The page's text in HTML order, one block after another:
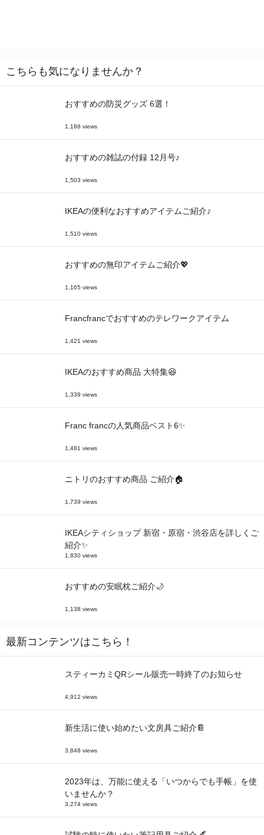
こちらも気になりませんか？
おすすめの防災グッズ 6選！
1,188 views
おすすめの雑誌の付録 12月号♪
1,503 views
IKEAの便利なおすすめアイテムご紹介♪
1,510 views
おすすめの無印アイテムご紹介💖
1,165 views
Francfrancでおすすめのテレワークアイテム
1,421 views
IKEAのおすすめ商品 大特集😆
1,339 views
Franc francの人気商品ベスト6✨
1,481 views
ニトリのおすすめ商品 ご紹介🏠
1,739 views
IKEAシティショップ 新宿・原宿・渋谷店を詳しくご
紹介✨
1,830 views
おすすめの安眠枕ご紹介🌙
1,138 views
最新コンテンツはこちら！
スティーカミQRシール販売一時終了のお知らせ
4,912 views
新生活に使い始めたい文房具ご紹介📔
3,848 views
2023年は、万能に使える「いつからでも手帳」を使
いませんか？
3,274 views